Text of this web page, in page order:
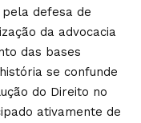
defesa de
da advocacia
das bases
se confunde
do Direito no
ativamente de